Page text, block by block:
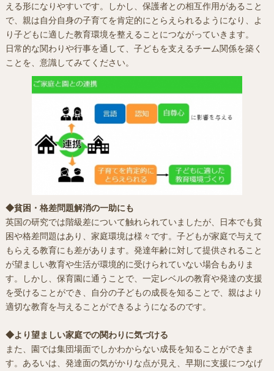
える形になりやすいです。しかし、保護者との相互作用があること
で、親は自分自身の子育てを肯定的にとらえられるようになり、よ
り子どもに適した教育環境を整えることにつながっていきます。
日常的な関わりや行事を通して、子どもを支えるチーム関係を築く
ことを、意識してみてください。
◆貧困・格差問題解消の一助にも
英国の研究では階級差について触れられていましたが、日本でも貧
困や格差問題はあり、家庭環境は様々です。子どもが家庭で与えて
もらえる教育にも差があります。発達年齢に対して提供されること
が望ましい教育や生活が環境的に受けられていない場合もありま
す。しかし、保育園に通うことで、一定レベルの教育や発達の支援
を受けることができ、自分の子どもの成長を知ることで、親はより
適切な教育を与えることができるようになるのです。
◆より望ましい家庭での関わりに気づける
また、園では集団場面でしかわからない成長を知ることができま
す。あるいは、発達面の気がかりな点が見え、早期に支援につなげ